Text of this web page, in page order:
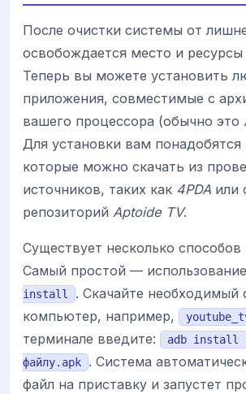
После очистки системы от
освобождается место и ресурсы
Теперь вы можете установить
приложения, совместимые с
вашего процессора (обычно это
Для установки вам понадобятся
которые можно скачать из
источников, таких как 4PDA или
репозиторий Aptoide TV.
Существует несколько способов
Самый простой —
install
. Скачайте необходимый
компьютер, например,
терминале введите:
adb install
файлу.apk
. Система
файл на приставку и запустет